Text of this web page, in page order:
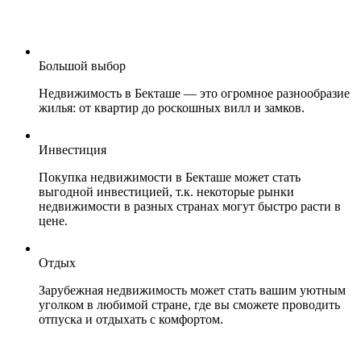
Большой выбор
Недвижимость в Бекташе — это огромное разнообразие
жилья: от квартир до роскошных вилл и замков.
Инвестиция
Покупка недвижимости в Бекташе может стать
выгодной инвестицией, т.к. некоторые рынки
недвижимости в разных странах могут быстро расти в
цене.
Отдых
Зарубежная недвижимость может стать вашим уютным
уголком в любимой стране, где вы сможете проводить
отпуска и отдыхать с комфортом.